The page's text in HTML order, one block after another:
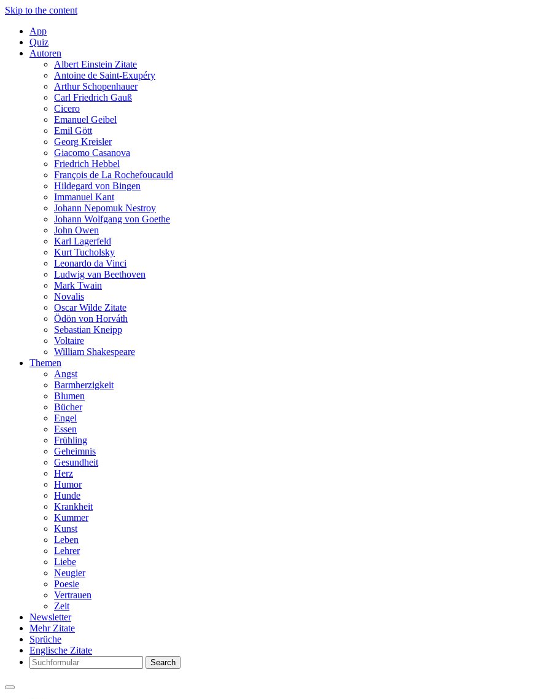
Skip to the content
App
Quiz
Autoren
Albert Einstein Zitate
Antoine de Saint-Exupéry
Arthur Schopenhauer
Carl Friedrich Gauß
Cicero
Emanuel Geibel
Emil Gött
Georg Kreisler
Giacomo Casanova
Friedrich Hebbel
François de La Rochefoucauld
Hildegard von Bingen
Immanuel Kant
Johann Nepomuk Nestroy
Johann Wolfgang von Goethe
John Owen
Karl Lagerfeld
Kurt Tucholsky
Leonardo da Vinci
Ludwig van Beethoven
Mark Twain
Novalis
Oscar Wilde Zitate
Ödön von Horváth
Sebastian Kneipp
Voltaire
William Shakespeare
Themen
Angst
Barmherzigkeit
Blumen
Bücher
Engel
Essen
Frühling
Geheimnis
Gesundheit
Herz
Humor
Hunde
Krankheit
Kummer
Kunst
Leben
Lehrer
Liebe
Neugier
Poesie
Vertrauen
Zeit
Newsletter
Mehr Zitate
Sprüche
Englische Zitate
Search